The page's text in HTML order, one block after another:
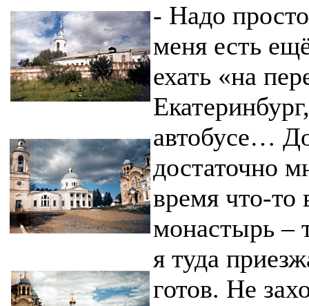
- Надо
меня есть
ехать «на
автобусе…
достаточно
время что-то
монастырь –
я туда
готов. Не